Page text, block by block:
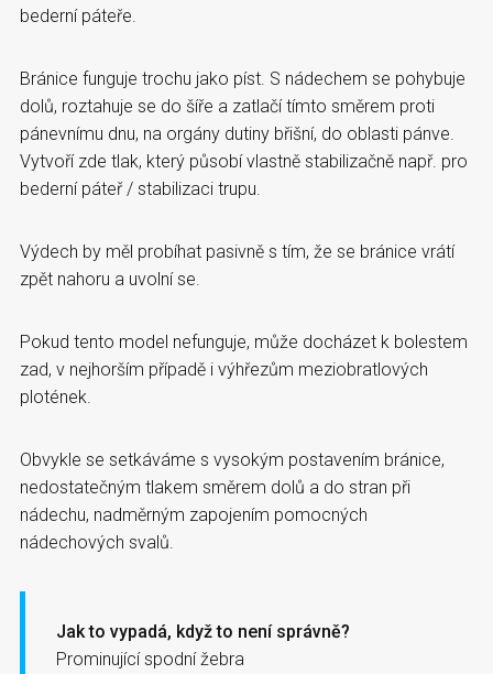
bederní páteře.
Bránice funguje trochu jako píst. S nádechem se pohybuje
dolů, roztahuje se do šíře a zatlačí tímto směrem proti
pánevnímu dnu, na orgány dutiny břišní, do oblasti pánve.
Vytvoří zde tlak, který působí vlastně stabilizačně např. pro
bederní páteř / stabilizaci trupu.
Výdech by měl probíhat pasivně s tím, že se bránice vrátí
zpět nahoru a uvolní se.
Pokud tento model nefunguje, může docházet k bolestem
zad, v nejhorším případě i výhřezům meziobratlových
plotének.
Obvykle se setkáváme s vysokým postavením bránice,
nedostatečným tlakem směrem dolů a do stran při
nádechu, nadměrným zapojením pomocných
nádechových svalů.
Jak to vypadá, když to není správně?
Prominující spodní žebra